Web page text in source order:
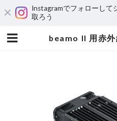
Instagramでフォローして
取ろう